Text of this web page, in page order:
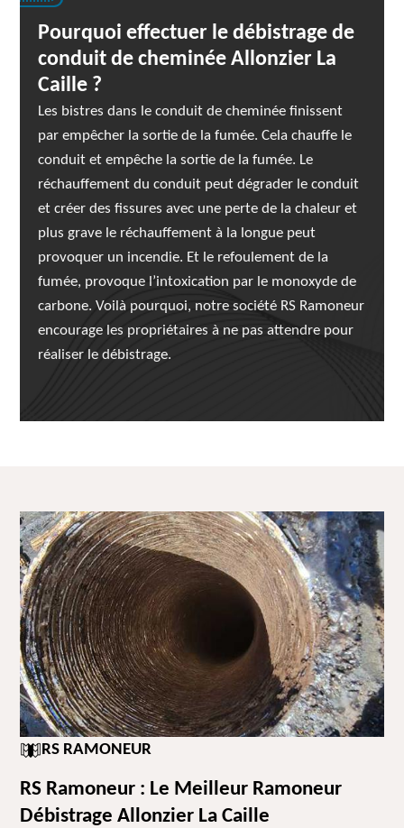
Pourquoi effectuer le débistrage de
conduit de cheminée Allonzier La
Caille ?
Les bistres dans le conduit de cheminée finissent
par empêcher la sortie de la fumée. Cela chauffe le
conduit et empêche la sortie de la fumée. Le
réchauffement du conduit peut dégrader le conduit
et créer des fissures avec une perte de la chaleur et
plus grave le réchauffement à la longue peut
provoquer un incendie. Et le refoulement de la
fumée, provoque l’intoxication par le monoxyde de
carbone. Voilà pourquoi, notre société RS Ramoneur
encourage les propriétaires à ne pas attendre pour
réaliser le débistrage.
RS RAMONEUR
RS Ramoneur : Le Meilleur Ramoneur
Débistrage Allonzier La Caille